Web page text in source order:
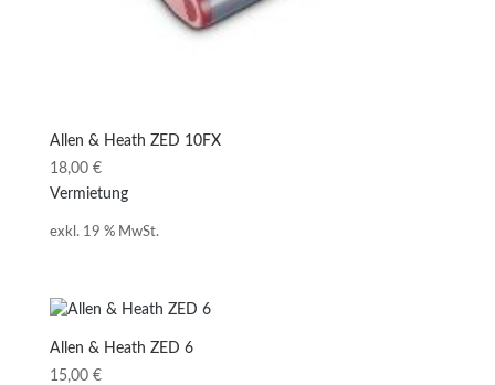
Allen & Heath ZED 10FX
18,00 €
Vermietung
exkl. 19 % MwSt.
Allen & Heath ZED 6
15,00 €